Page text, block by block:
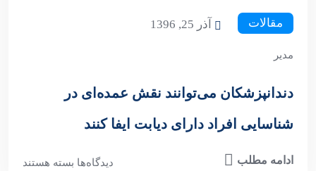
مقالات آذر 25, 1396
مدیر
دندانپزشکان می‌توانند نقش عمده‌ای در
شناسایی افراد دارای دیابت ایفا کنند
ادامه مطلب دیدگاه‌ها بسته هستند